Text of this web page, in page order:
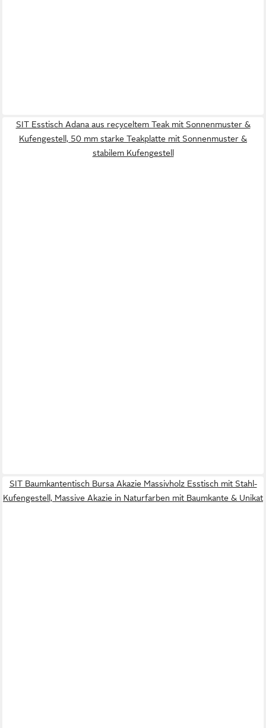
SIT Esstisch Adana aus recyceltem Teak mit Sonnenmuster &
Kufengestell, 50 mm starke Teakplatte mit Sonnenmuster &
stabilem Kufengestell
SIT Baumkantentisch Bursa Akazie Massivholz Esstisch mit Stahl-
Kufengestell, Massive Akazie in Naturfarben mit Baumkante & Unikat